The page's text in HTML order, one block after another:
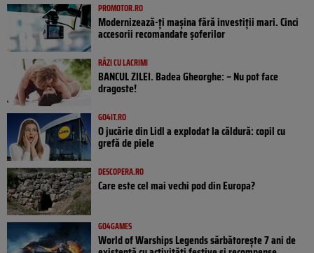
PROMOTOR.RO
Modernizează-ți mașina fără investiții mari. Cinci
accesorii recomandate șoferilor
RÂZI CU LACRIMI
BANCUL ZILEI. Badea Gheorghe: – Nu pot face
dragoste!
GO4IT.RO
O jucărie din Lidl a explodat la căldură: copil cu
grefă de piele
DESCOPERA.RO
Care este cel mai vechi pod din Europa?
GO4GAMES
World of Warships Legends sărbătorește 7 ani de